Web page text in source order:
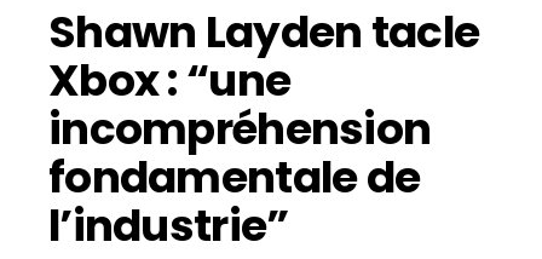
Shawn Layden tacle
Xbox : “une
incompréhension
fondamentale de
l’industrie”